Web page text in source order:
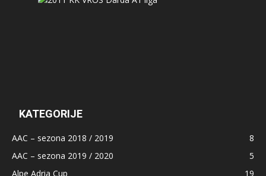
KATEGORIJE
AAC – sezona 2018 / 2019
8
AAC – sezona 2019 / 2020
5
Alpe Adria Cup
19